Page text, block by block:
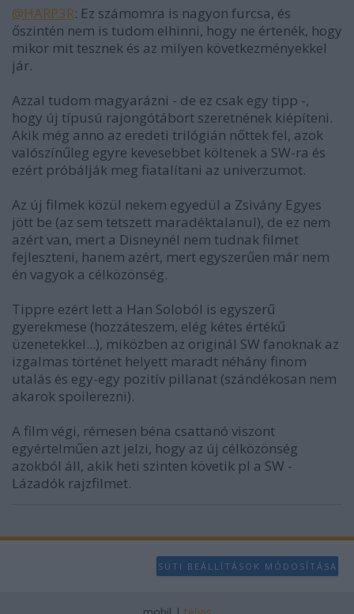
@HARP3R: Ez számomra is nagyon furcsa, és
őszintén nem is tudom elhinni, hogy ne értenék, hogy
mikor mit tesznek és az milyen következményekkel
jár.
Azzal tudom magyarázni - de ez csak egy tipp -,
hogy új típusú rajongótábort szeretnének kiépíteni.
Akik még anno az eredeti trilógián nőttek fel, azok
valószínűleg egyre kevesebbet költenek a SW-ra és
ezért próbálják meg fiatalítani az univerzumot.
Az új filmek közül nekem egyedül a Zsivány Egyes
jött be (az sem tetszett maradéktalanul), de ez nem
azért van, mert a Disneynél nem tudnak filmet
fejleszteni, hanem azért, mert egyszerűen már nem
én vagyok a célközönség.
Tippre ezért lett a Han Soloból is egyszerű
gyerekmese (hozzáteszem, elég kétes értékű
üzenetekkel...), miközben az originál SW fanoknak az
izgalmas történet helyett maradt néhány finom
utalás és egy-egy pozitív pillanat (szándékosan nem
akarok spoilerezni).
A film végi, rémesen béna csattanó viszont
egyértelműen azt jelzi, hogy az új célközönség
azokból áll, akik heti szinten követik pl a SW -
Lázadók rajzfilmet.
SÜTI BEÁLLÍTÁSOK MÓDOSÍTÁSA